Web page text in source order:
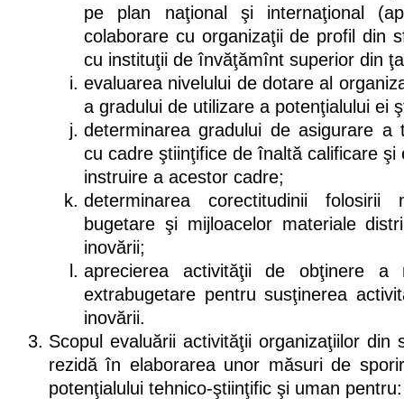
pe plan naţional şi internaţional
colaborare cu organizaţii de profil din
cu instituţii de învăţămînt superior din
evaluarea nivelului de dotare al
a gradului de utilizare a potenţialului ei
determinarea gradului de asigurare a
cu cadre ştiinţifice de înaltă calificare şi
instruire a acestor cadre;
determinarea corectitudinii folosirii
bugetare şi mijloacelor materiale
inovării;
aprecierea activităţii de obţinere a
extrabugetare pentru susţinerea
inovării.
Scopul evaluării activităţii organizaţiilor din
rezidă în elaborarea unor măsuri de
potenţialului tehnico-ştiinţific şi uman pentru: